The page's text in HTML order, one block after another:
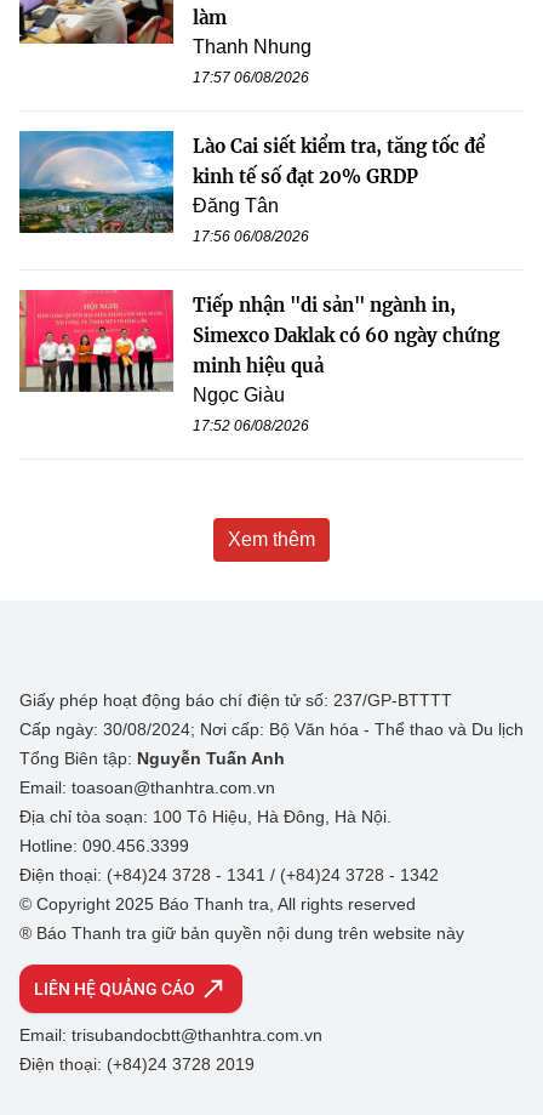
làm
Thanh Nhung
17:57 06/08/2026
Lào Cai siết kiểm tra, tăng tốc để
kinh tế số đạt 20% GRDP
Đăng Tân
17:56 06/08/2026
Tiếp nhận "di sản" ngành in,
Simexco Daklak có 60 ngày chứng
minh hiệu quả
Ngọc Giàu
17:52 06/08/2026
Xem thêm
Giấy phép hoạt động báo chí điện tử số: 237/GP-BTTTT
Cấp ngày: 30/08/2024; Nơi cấp: Bộ Văn hóa - Thể thao và Du lịch
Tổng Biên tập: Nguyễn Tuấn Anh
Email: toasoan@thanhtra.com.vn
Địa chỉ tòa soạn: 100 Tô Hiệu, Hà Đông, Hà Nội.
Hotline: 090.456.3399
Điện thoại: (+84)24 3728 - 1341 / (+84)24 3728 - 1342
© Copyright 2025 Báo Thanh tra, All rights reserved
® Báo Thanh tra giữ bản quyền nội dung trên website này
LIÊN HỆ QUẢNG CÁO
Email: trisubandocbtt@thanhtra.com.vn
Điện thoại: (+84)24 3728 2019